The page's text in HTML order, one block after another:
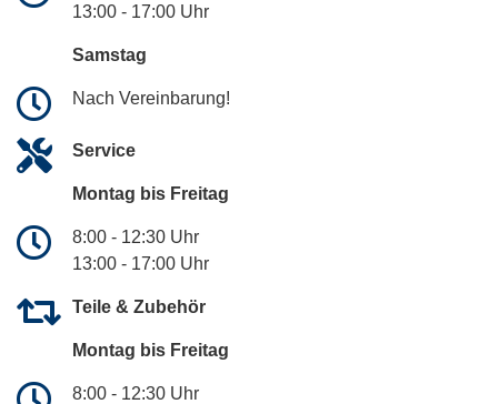
13:00 - 17:00 Uhr
Samstag
Nach Vereinbarung!
Service
Montag bis Freitag
8:00 - 12:30 Uhr
13:00 - 17:00 Uhr
Teile & Zubehör
Montag bis Freitag
8:00 - 12:30 Uhr